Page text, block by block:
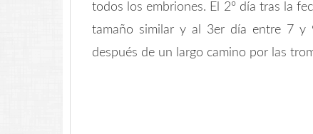
todos los embriones. El 2º día tras la
tamaño similar y al 3er día entre 7 y
después de un largo camino por las